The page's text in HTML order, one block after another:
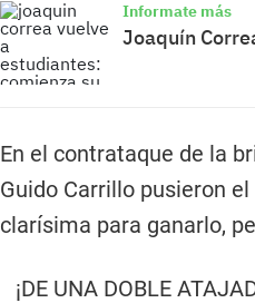
Informate más
Joaquín
En el contrataque de la
Guido Carrillo pusieron
clarísima para ganarlo,
¡DE UNA DOBLE